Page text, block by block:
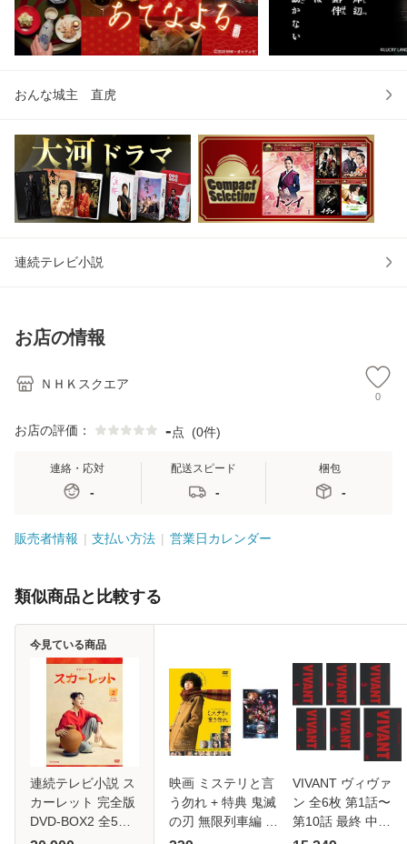
おんな城主 直虎
連続テレビ小説
お店の情報
ＮＨＫスクエア
0
お店の評価： -点 (0件)
連絡・応対
-
配送スピード
-
梱包
-
販売者情報 支払い方法 営業日カレンダー
類似商品と比較する
連続テレビ小説 ス
カーレット 完全版
DVD-BOX2 全5枚
NHKDVD 公式
今見ている商品
映画 ミステリと言
う勿れ + 特典 鬼滅
の刃 無限列車編 付
き 全2枚 中古DVD
VIVANT ヴィヴァ
ン 全6枚 第1話〜
第10話 最終 中古
DVD 全巻セット